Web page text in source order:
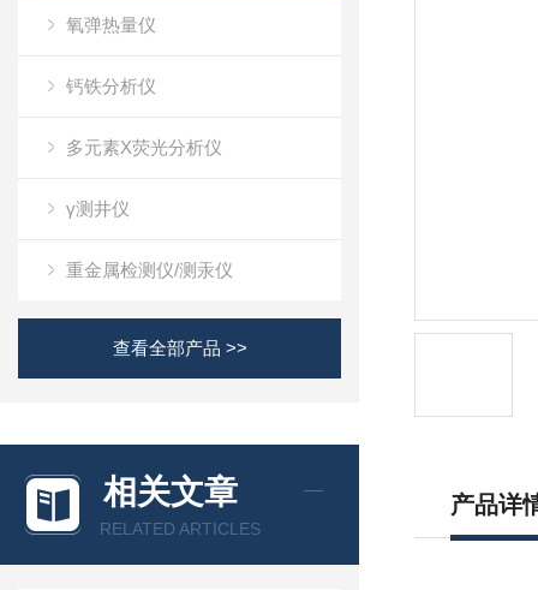
氧弹热量仪
钙铁分析仪
多元素X荧光分析仪
γ测井仪
重金属检测仪/测汞仪
查看全部产品 >>
相关文章
RELATED ARTICLES
产品详